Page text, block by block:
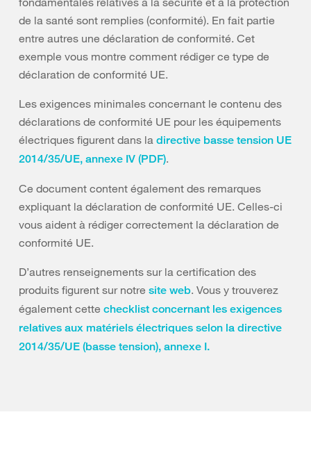
de la santé sont remplies (conformité). En fait partie
entre autres une déclaration de conformité. Cet
exemple vous montre comment rédiger ce type de
déclaration de conformité UE.
Les exigences minimales concernant le contenu des
déclarations de conformité UE pour les équipements
électriques figurent dans la directive basse tension UE
2014/35/UE, annexe IV (PDF).
Ce document content également des remarques
expliquant la déclaration de conformité UE. Celles-ci
vous aident à rédiger correctement la déclaration de
conformité UE.
D’autres renseignements sur la certification des
produits figurent sur notre site web. Vous y trouverez
également cette checklist concernant les exigences
relatives aux matériels électriques selon la directive
2014/35/UE (basse tension), annexe I.